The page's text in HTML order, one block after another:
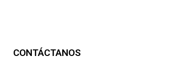
CONTÁCTANOS